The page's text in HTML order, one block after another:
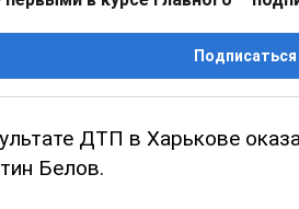
Подписаться
ДТП в Харькове
Белов.